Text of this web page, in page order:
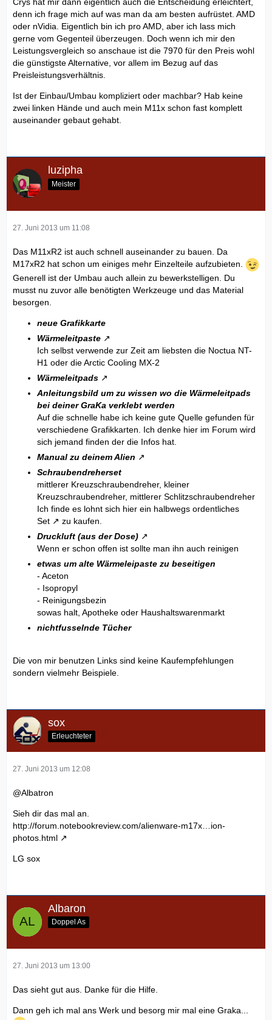
denn ich frage mich auf was man da am besten aufrüstet. AMD
oder nVidia. Eigentlich bin ich pro AMD, aber ich lass mich
gerne vom Gegenteil überzeugen. Doch wenn ich mir den
Leistungsvergleich so anschaue ist die 7970 für den Preis wohl
die günstigste Alternative, vor allem im Bezug auf das
Preisleistungsverhältnis.
Ist der Einbau/Umbau kompliziert oder machbar? Hab keine
zwei linken Hände und auch mein M11x schon fast komplett
auseinander gebaut gehabt.
luzipha
Meister
27. Juni 2013 um 11:08
Das M11xR2 ist auch schnell auseinander zu bauen. Da
M17xR2 hat schon um einiges mehr Einzelteile aufzubieten.
Generell ist der Umbau auch allein zu bewerkstelligen. Du
musst nu zuvor alle benötigten Werkzeuge und das Material
besorgen.
neue Grafikkarte
Wärmeleitpaste
Ich selbst verwende zur Zeit am liebsten die Noctua NT-
H1 oder die Arctic Cooling MX-2
Wärmeleitpads
Anleitungsbild um zu wissen wo die Wärmeleitpads
bei deiner GraKa verklebt werden
Auf die schnelle habe ich keine gute Quelle gefunden für
verschiedene Grafikkarten. Ich denke hier im Forum wird
sich jemand finden der die Infos hat.
Manual zu deinem Alien
Schraubendreherset
mittlerer Kreuzschraubendreher, kleiner
Kreuzschraubendreher, mittlerer Schlitzschraubendreher
Ich finde es lohnt sich hier ein halbwegs ordentliches
Set
zu kaufen.
Druckluft (aus der Dose)
Wenn er schon offen ist sollte man ihn auch reinigen
etwas um alte Wärmeleipaste zu beseitigen
- Aceton
- Isopropyl
- Reinigungsbezin
sowas halt, Apotheke oder Haushaltswarenmarkt
nichtfusselnde Tücher
Die von mir benutzen Links sind keine Kaufempfehlungen
sondern vielmehr Beispiele.
sox
Erleuchteter
27. Juni 2013 um 12:08
@Albatron
Sieh dir das mal an.
http://forum.notebookreview.com/alienware-m17x…ion-
photos.html
LG sox
Albaron
Doppel As
27. Juni 2013 um 13:00
Das sieht gut aus. Danke für die Hilfe.
Dann geh ich mal ans Werk und besorg mir mal eine Graka...